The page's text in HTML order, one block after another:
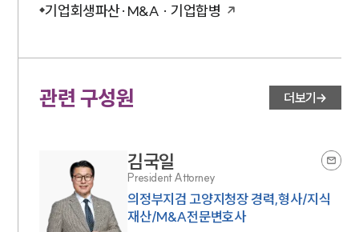
기업회생파산·M&A · 기업합병
관련 구성원 더보기
김국일
President Attorney
의정부지검 고양지청장 경력,형사/지식
재산/M&A전문변호사